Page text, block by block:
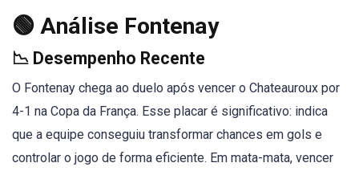
🟢 Análise Fontenay
📉 Desempenho Recente
O Fontenay chega ao duelo após vencer o Chateauroux por
4-1 na Copa da França. Esse placar é significativo: indica
que a equipe conseguiu transformar chances em gols e
controlar o jogo de forma eficiente. Em mata-mata, vencer